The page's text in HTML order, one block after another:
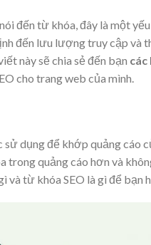
đến từ khóa, đây là một
đến lưu lượng truy cập và
này sẽ chia sẻ đến bạn các
cho trang web của mình.
dụng để khớp quảng cáo
trong quảng cáo hơn và
và từ khóa SEO là gì để bạn